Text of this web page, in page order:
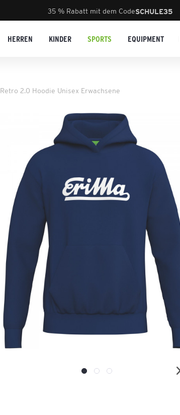
35 % Rabatt mit dem CodeSCHULE35
HERREN KINDER SPORTS EQUIPMENT
Retro 2.0 Hoodie Unisex Erwachsene